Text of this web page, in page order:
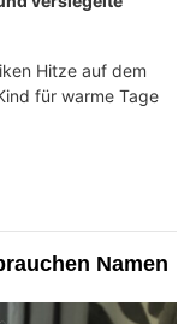
Hitze auf dem
für warme Tage
Namen